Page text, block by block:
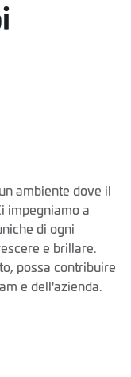
ambiente dove il
impegniamo a
di ogni
e brillare.
possa contribuire
e dell'azienda.